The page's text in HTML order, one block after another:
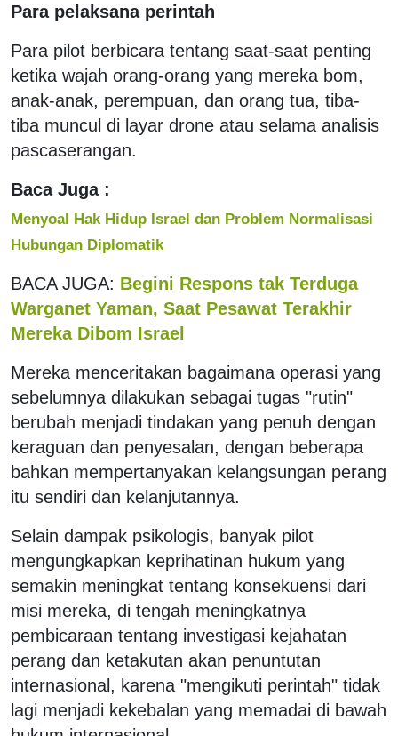
Para pelaksana perintah
Para pilot berbicara tentang saat-saat penting
ketika wajah orang-orang yang mereka bom,
anak-anak, perempuan, dan orang tua, tiba-
tiba muncul di layar drone atau selama analisis
pascaserangan.
Baca Juga :
Menyoal Hak Hidup Israel dan Problem Normalisasi
Hubungan Diplomatik
BACA JUGA: Begini Respons tak Terduga
Warganet Yaman, Saat Pesawat Terakhir
Mereka Dibom Israel
Mereka menceritakan bagaimana operasi yang
sebelumnya dilakukan sebagai tugas "rutin"
berubah menjadi tindakan yang penuh dengan
keraguan dan penyesalan, dengan beberapa
bahkan mempertanyakan kelangsungan perang
itu sendiri dan kelanjutannya.
Selain dampak psikologis, banyak pilot
mengungkapkan keprihatinan hukum yang
semakin meningkat tentang konsekuensi dari
misi mereka, di tengah meningkatnya
pembicaraan tentang investigasi kejahatan
perang dan ketakutan akan penuntutan
internasional, karena "mengikuti perintah" tidak
lagi menjadi kekebalan yang memadai di bawah